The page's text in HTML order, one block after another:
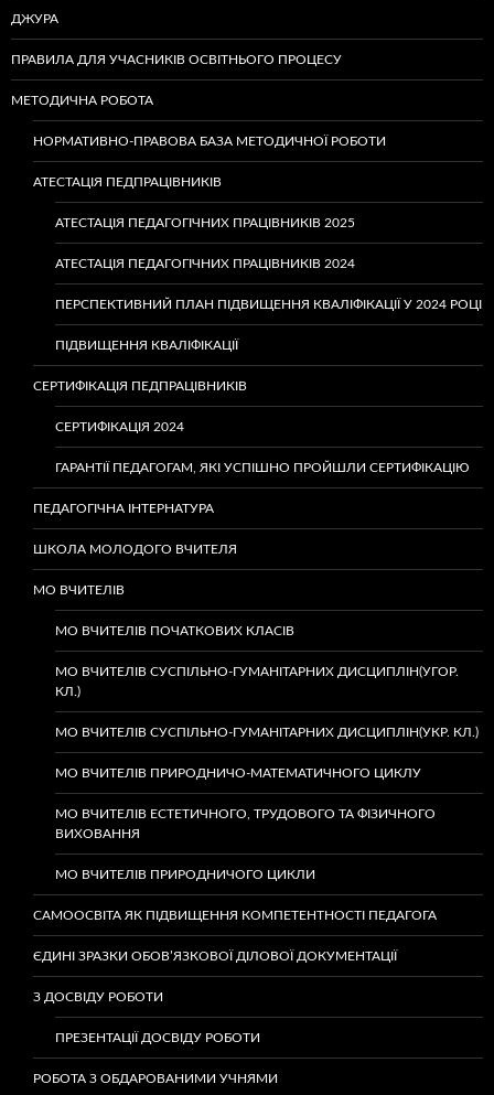
ДЖУРА
ПРАВИЛА ДЛЯ УЧАСНИКІВ ОСВІТНЬОГО ПРОЦЕСУ
МЕТОДИЧНА РОБОТА
НОРМАТИВНО-ПРАВОВА БАЗА МЕТОДИЧНОЇ РОБОТИ
АТЕСТАЦІЯ ПЕДПРАЦІВНИКІВ
АТЕСТАЦІЯ ПЕДАГОГІЧНИХ ПРАЦІВНИКІВ 2025
АТЕСТАЦІЯ ПЕДАГОГІЧНИХ ПРАЦІВНИКІВ 2024
ПЕРСПЕКТИВНИЙ ПЛАН ПІДВИЩЕННЯ КВАЛІФІКАЦІЇ У 2024 РОЦІ
ПІДВИЩЕННЯ КВАЛІФІКАЦІЇ
СЕРТИФІКАЦІЯ ПЕДПРАЦІВНИКІВ
СЕРТИФІКАЦІЯ 2024
ГАРАНТІЇ ПЕДАГОГАМ, ЯКІ УСПІШНО ПРОЙШЛИ СЕРТИФІКАЦІЮ
ПЕДАГОГІЧНА ІНТЕРНАТУРА
ШКОЛА МОЛОДОГО ВЧИТЕЛЯ
МО ВЧИТЕЛІВ
МО ВЧИТЕЛІВ ПОЧАТКОВИХ КЛАСІВ
МО ВЧИТЕЛІВ СУСПІЛЬНО-ГУМАНІТАРНИХ ДИСЦИПЛІН(УГОР.
КЛ.)
МО ВЧИТЕЛІВ СУСПІЛЬНО-ГУМАНІТАРНИХ ДИСЦИПЛІН(УКР. КЛ.)
МО ВЧИТЕЛІВ ПРИРОДНИЧО-МАТЕМАТИЧНОГО ЦИКЛУ
МО ВЧИТЕЛІВ ЕСТЕТИЧНОГО, ТРУДОВОГО ТА ФІЗИЧНОГО
ВИХОВАННЯ
МО ВЧИТЕЛІВ ПРИРОДНИЧОГО ЦИКЛИ
САМООСВІТА ЯК ПІДВИЩЕННЯ КОМПЕТЕНТНОСТІ ПЕДАГОГА
ЄДИНІ ЗРАЗКИ ОБОВ’ЯЗКОВОЇ ДІЛОВОЇ ДОКУМЕНТАЦІЇ
З ДОСВІДУ РОБОТИ
ПРЕЗЕНТАЦІЇ ДОСВІДУ РОБОТИ
РОБОТА З ОБДАРОВАНИМИ УЧНЯМИ